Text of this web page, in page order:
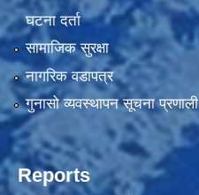
घटना दर्ता
सामाजिक सुरक्षा
नागरिक वडापत्र
गुनासो व्यवस्थापन सूचना प्रणाली
Reports